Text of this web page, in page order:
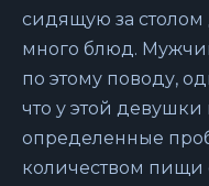
сидящую за столом
много блюд.
по этому поводу,
что у этой
определенные
количеством пищи